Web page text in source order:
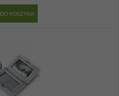
DO KOSZYKA